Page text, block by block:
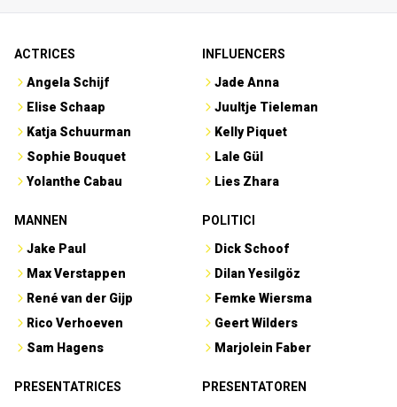
ACTRICES
Angela Schijf
Elise Schaap
Katja Schuurman
Sophie Bouquet
Yolanthe Cabau
INFLUENCERS
Jade Anna
Juultje Tieleman
Kelly Piquet
Lale Gül
Lies Zhara
MANNEN
Jake Paul
Max Verstappen
René van der Gijp
Rico Verhoeven
Sam Hagens
POLITICI
Dick Schoof
Dilan Yesilgöz
Femke Wiersma
Geert Wilders
Marjolein Faber
PRESENTATRICES
PRESENTATOREN